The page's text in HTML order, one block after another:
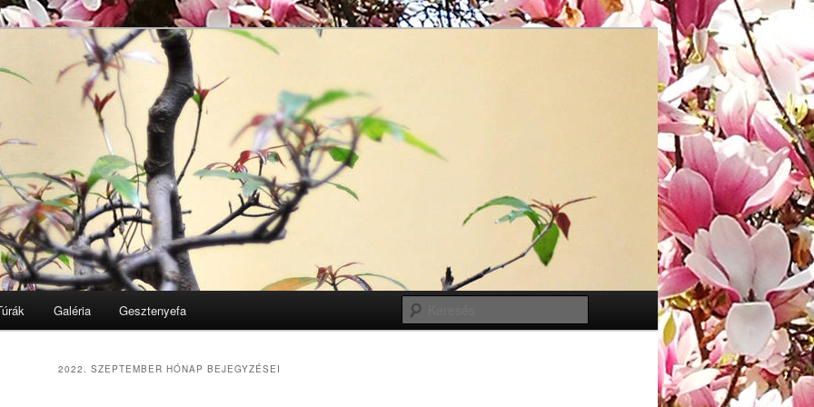
honlapja
Galéria Gesztenyefa
2022. SZEPTEMBER HÓNAP BEJEGYZÉSEI